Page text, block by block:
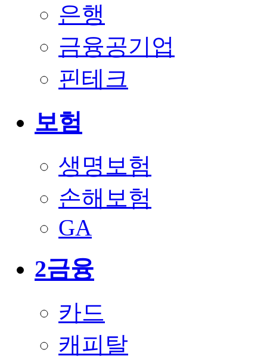
은행
금융공기업
핀테크
보험
생명보험
손해보험
GA
2금융
카드
캐피탈